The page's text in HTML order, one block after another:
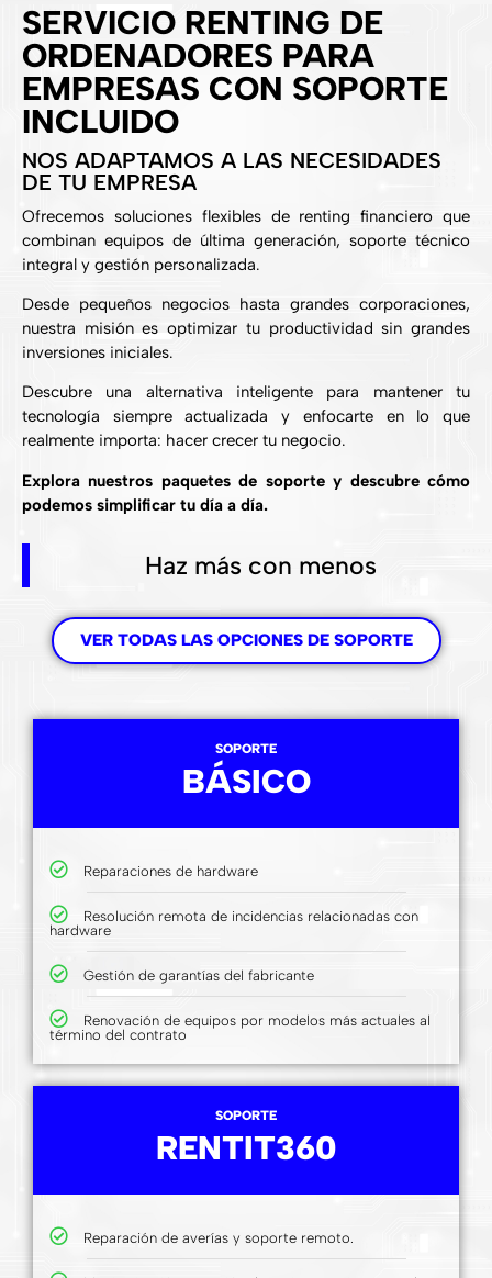
SOPORTE
BÁSICO
Reparaciones de hardware
Resolución remota de incidencias relacionadas con
hardware
Gestión de garantías del fabricante
Renovación de equipos por modelos más actuales al
término del contrato
SOPORTE
RENTIT360
Reparación de averías y soporte remoto.
SERVICIO RENTING DE
ORDENADORES PARA
EMPRESAS CON SOPORTE
INCLUIDO
NOS ADAPTAMOS A LAS NECESIDADES
DE TU EMPRESA
Ofrecemos soluciones flexibles de renting financiero que
combinan equipos de última generación, soporte técnico
integral y gestión personalizada.
Desde pequeños negocios hasta grandes corporaciones,
nuestra misión es optimizar tu productividad sin grandes
inversiones iniciales.
Descubre una alternativa inteligente para mantener tu
tecnología siempre actualizada y enfocarte en lo que
realmente importa: hacer crecer tu negocio.
Explora nuestros paquetes de soporte y descubre cómo
podemos simplificar tu día a día.
Haz más con menos
VER TODAS LAS OPCIONES DE SOPORTE